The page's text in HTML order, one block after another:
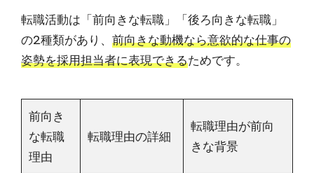
転職活動は「前向きな転職」「後ろ向きな転職」
の2種類があり、 前向きな動機なら意欲的な仕事の
姿勢を採用担当者に表現できるためです。
前向き
な転職
理由
転職理由の詳細
転職理由が前向
きな背景